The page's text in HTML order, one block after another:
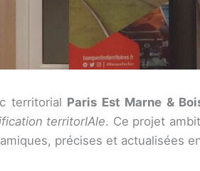
territorial Paris Est Marne &
territorIAle. Ce projet
précises et actualisées